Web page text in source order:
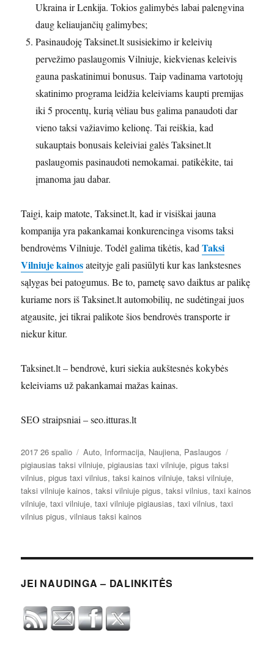
Ukraina ir Lenkija. Tokios galimybės labai palengvina
daug keliaujančių galimybes;
Pasinaudoję Taksinet.lt susisiekimo ir keleivių
pervežimo paslaugomis Vilniuje, kiekvienas keleivis
gauna paskatinimui bonusus. Taip vadinama vartotojų
skatinimo programa leidžia keleiviams kaupti premijas
iki 5 procentų, kurią vėliau bus galima panaudoti dar
vieno taksi važiavimo kelionę. Tai reiškia, kad
sukauptais bonusais keleiviai galės Taksinet.lt
paslaugomis pasinaudoti nemokamai. patikėkite, tai
įmanoma jau dabar.
Taigi, kaip matote, Taksinet.lt, kad ir visiškai jauna
kompanija yra pakankamai konkurencinga visoms taksi
bendrovėms Vilniuje. Todėl galima tikėtis, kadTaksi
Vilniuje kainosateityje gali pasiūlyti kur kas lankstesnes
sąlygas bei patogumus. Be to, pametę savo daiktus ar palikę
kuriame nors iš Taksinet.lt automobilių, ne sudėtingai juos
atgausite, jei tikrai palikote šios bendrovės transporte ir
niekur kitur.
Taksinet.lt – bendrovė, kuri siekia aukštesnės kokybės
keleiviams už pakankamai mažas kainas.
SEO straipsniai – seo.itturas.lt
Paskelbta
2017 26 spalio Kategorijos
Auto, Informacija, Naujiena, Paslaugos
pigiausias taksi vilniuje,pigiausias taxi vilniuje,pigus taksi
vilnius,pigus taxi vilnius,taksi kainos vilniuje,taksi vilniuje,
taksi vilniuje kainos,taksi vilniuje pigus,taksi vilnius,taxi kainos
vilniuje,taxi vilniuje,taxi vilniuje pigiausias,taxi vilnius,taxi
vilnius pigus,vilniaus taksi kainos
JEI NAUDINGA – DALINKITĖS